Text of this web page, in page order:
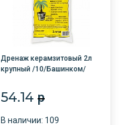
Дренаж керамзитовый 2л
крупный /10/Башинком/
54.14p
В наличии: 109